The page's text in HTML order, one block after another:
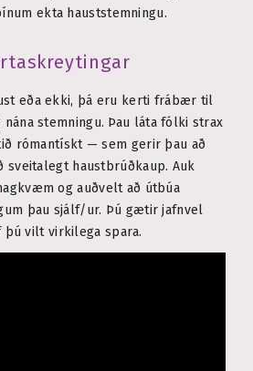
ekta hauststemningu.
eða ekki, þá eru kerti frábær til
stemningu. Þau láta fólki strax
rómantískt — sem gerir þau að
haustbrúðkaup. Auk
og auðvelt að útbúa
þau sjálf/ur. Þú gætir jafnvel
vilt virkilega spara.